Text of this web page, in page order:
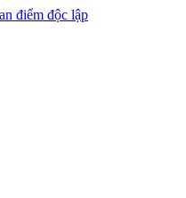
điểm độc lập